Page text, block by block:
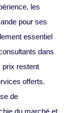
les
pour ses
essentiel
dans
prix restent
offerts.
de
du marché et